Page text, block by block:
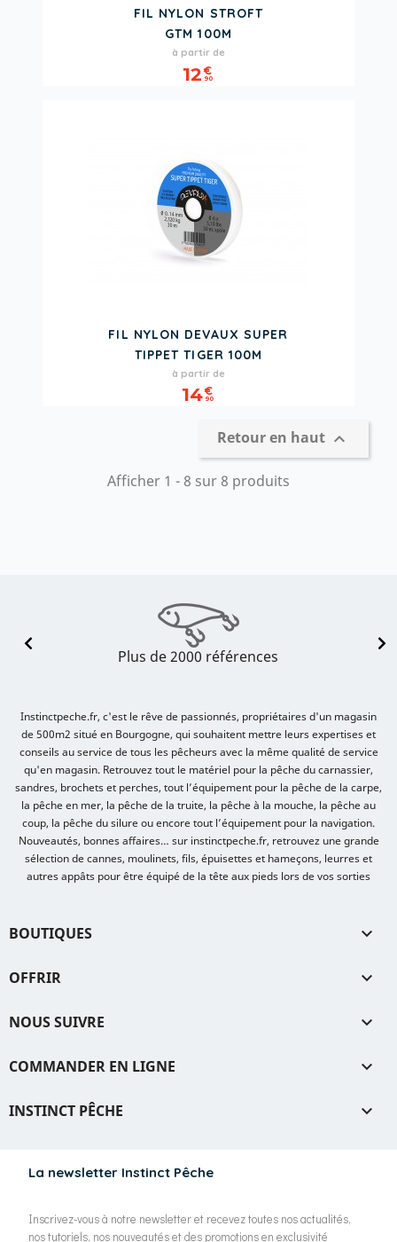
FIL NYLON STROFT
GTM 100M
Prix
à partir de
12€
90
FIL NYLON DEVAUX SUPER
TIPPET TIGER 100M
Prix
à partir de
14€
90
Retour en haut 
Afficher 1 - 8 sur 8 produits
La newsletter Instinct Pêche
Inscrivez-vous à notre newsletter et recevez toutes nos actualités,
nos tutoriels, nos nouveautés et des promotions en exclusivité
Plus de 2000 références
Instinctpeche.fr, c'est le rêve de passionnés, propriétaires d'un magasin
de 500m2 situé en Bourgogne, qui souhaitent mettre leurs expertises et
conseils au service de tous les pêcheurs avec la même qualité de service
qu'en magasin. Retrouvez tout le matériel pour la pêche du carnassier,
sandres, brochets et perches, tout l’équipement pour la pêche de la carpe,
la pêche en mer, la pêche de la truite, la pêche à la mouche, la pêche au
coup, la pêche du silure ou encore tout l’équipement pour la navigation.
Nouveautés, bonnes affaires… sur instinctpeche.fr, retrouvez une grande
sélection de cannes, moulinets, fils, épuisettes et hameçons, leurres et
autres appâts pour être équipé de la tête aux pieds lors de vos sorties
BOUTIQUES 
OFFRIR 
NOUS SUIVRE 
COMMANDER EN LIGNE 
INSTINCT PÊCHE 